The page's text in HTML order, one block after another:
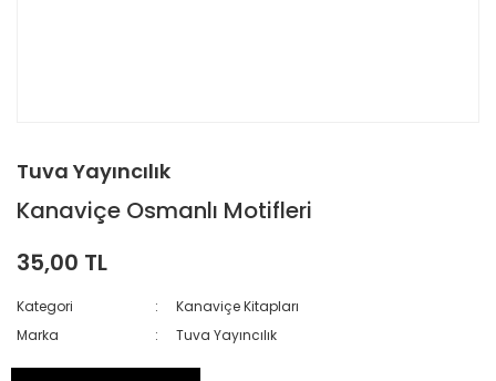
Tuva Yayıncılık
Kanaviçe Osmanlı Motifleri
35,00 TL
Kategori
Kanaviçe Kitapları
Marka
Tuva Yayıncılık